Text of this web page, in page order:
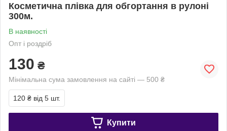
Косметична плівка для обгортання в рулоні
300м.
В наявності
Опт і роздріб
130 ₴
Мінімальна сума замовлення на сайті — 500 ₴
120 ₴ від 5 шт.
Купити